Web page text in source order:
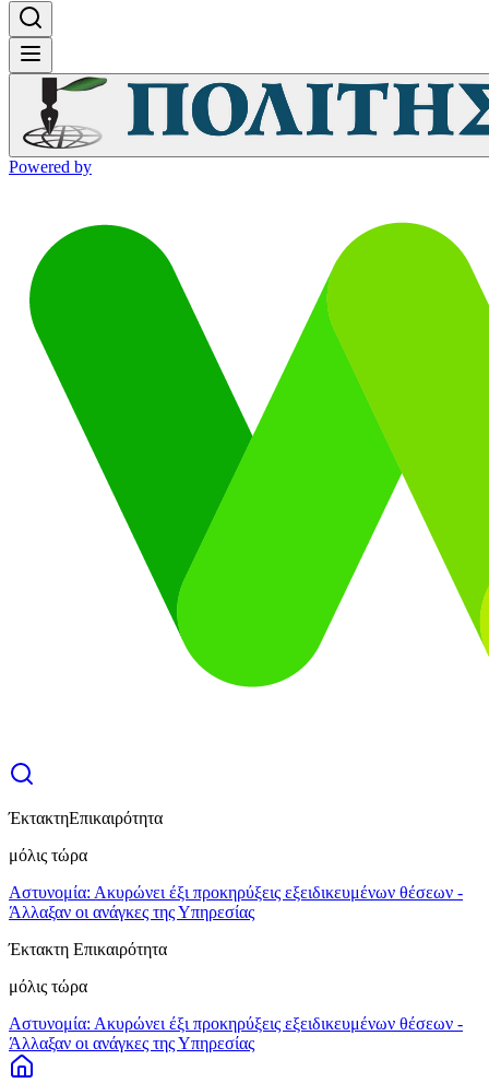
Powered by
ΈκτακτηΕπικαιρότητα
μόλις τώρα
Αστυνομία: Ακυρώνει έξι προκηρύξεις εξειδικευμένων θέσεων -
Άλλαξαν οι ανάγκες της Υπηρεσίας
Έκτακτη Επικαιρότητα
μόλις τώρα
Αστυνομία: Ακυρώνει έξι προκηρύξεις εξειδικευμένων θέσεων -
Άλλαξαν οι ανάγκες της Υπηρεσίας